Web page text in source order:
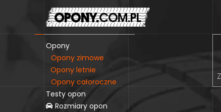
Opony
Opony zimowe
Opony letnie
Opony całoroczne
Testy opon
Rozmiary opon